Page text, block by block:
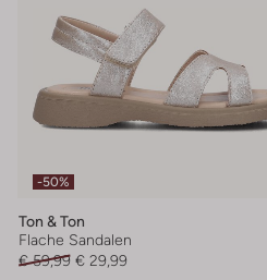
-50%
Ton & Ton
Flache Sandalen
€ 59,99 € 29,99